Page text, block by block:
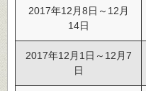
2017年12月8日～12月
14日
2017年12月1日～12月7
日